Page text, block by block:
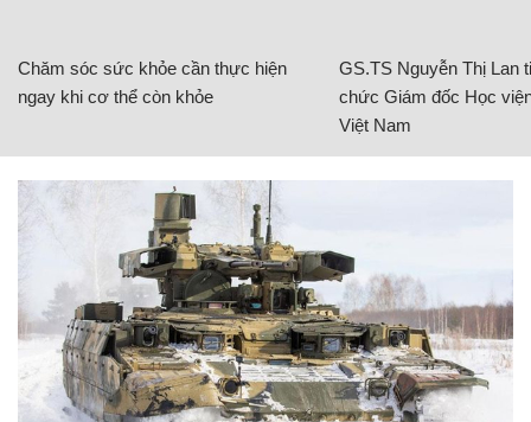
Chăm sóc sức khỏe cần thực hiện
ngay khi cơ thể còn khỏe
GS.TS Nguyễn Thị Lan
chức Giám đốc Học
Việt Nam